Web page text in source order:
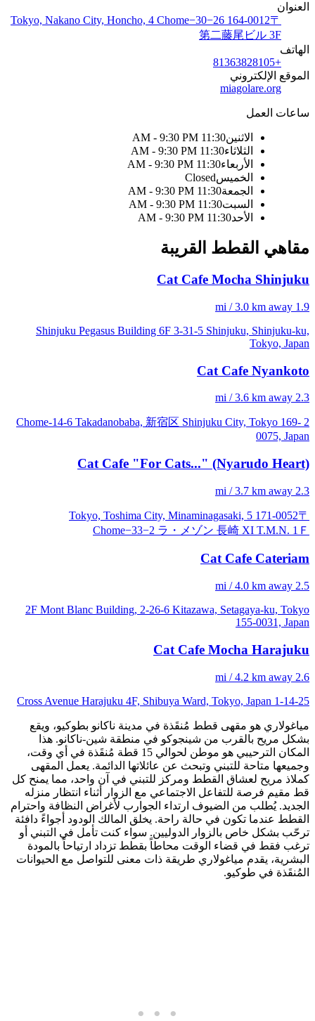
العنوان
〒164-0012 Tokyo, Nakano City, Honcho, 4 Chome−30−26
第二藤尾ビル 3F
الهاتف
+81363828105
الموقع الإلكتروني
miagolare.org
ساعات العمل
الاثنين11:30 AM - 9:30 PM
الثلاثاء11:30 AM - 9:30 PM
الأربعاء11:30 AM - 9:30 PM
الخميسClosed
الجمعة11:30 AM - 9:30 PM
السبت11:30 AM - 9:30 PM
الأحد11:30 AM - 9:30 PM
مقاهي القطط القريبة
Cat Cafe Mocha Shinjuku
1.9 mi / 3.0 km away
Shinjuku Pegasus Building 6F 3-31-5 Shinjuku, Shinjuku-ku,
Tokyo, Japan
Cat Cafe Nyankoto
2.3 mi / 3.6 km away
2 Chome-14-6 Takadanobaba, 新宿区 Shinjuku City, Tokyo 169-
0075, Japan
Cat Cafe "For Cats..." (Nyarudo Heart)
2.3 mi / 3.7 km away
〒171-0052 Tokyo, Toshima City, Minaminagasaki, 5
Chome−33−2 ラ・メゾン 長崎 XI T.M.N. 1Ｆ
Cat Cafe Cateriam
2.5 mi / 4.0 km away
2F Mont Blanc Building, 2-26-6 Kitazawa, Setagaya-ku, Tokyo
155-0031, Japan
Cat Cafe Mocha Harajuku
2.6 mi / 4.2 km away
1-14-25 Cross Avenue Harajuku 4F, Shibuya Ward, Tokyo, Japan
مياغولاري هو مقهى قطط مُنقَذة في مدينة ناكانو بطوكيو، ويقع
بشكل مريح بالقرب من شينجوكو في منطقة شين-ناكانو. هذا
المكان الترحيبي هو موطن لحوالي 15 قطة مُنقَذة في أي وقت،
وجميعها متاحة للتبني وتبحث عن عائلاتها الدائمة. يعمل المقهى
كملاذ مريح لعشاق القطط ومركز للتبني في آن واحد، مما يمنح كل
قط مقيم فرصة للتفاعل الاجتماعي مع الزوار أثناء انتظار منزله
الجديد. يُطلب من الضيوف ارتداء الجوارب لأغراض النظافة واحترام
القطط عندما تكون في حالة راحة. يخلق المالك الودود أجواءً دافئة
ترحّب بشكل خاص بالزوار الدوليين. سواء كنت تأمل في التبني أو
ترغب فقط في قضاء الوقت محاطاً بقطط تزداد ارتياحاً بالمودة
البشرية، يقدم مياغولاري طريقة ذات معنى للتواصل مع الحيوانات
المُنقَذة في طوكيو.